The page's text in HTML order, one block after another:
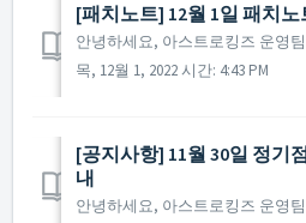
[패치노트] 12월 1일 패치노
목, 12월 1, 2022 시간: 4:43 PM
[공지사항] 11월 30일 정기
내